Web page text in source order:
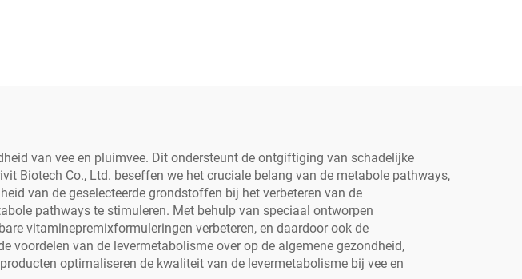
van vee en pluimvee. Dit ondersteunt de ontgiftiging van schadelijke
Biotech Co., Ltd. beseffen we het cruciale belang van de metabole pathways,
van de geselecteerde grondstoffen bij het verbeteren van de
pathways te stimuleren. Met behulp van speciaal ontworpen
vitaminepremixformuleringen verbeteren, en daardoor ook de
voordelen van de levermetabolisme over op de algemene gezondheid,
optimaliseren de kwaliteit van de levermetabolisme bij vee en